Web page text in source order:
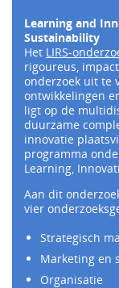
Learning and
Sustainability
Het LIRS-
rigoureus,
onderzoek uit te
ontwikkelingen
ligt op de
duurzame
innovatie
programma
Learning,
Aan dit
vier
Strategisch
Marketing en
Organisatie